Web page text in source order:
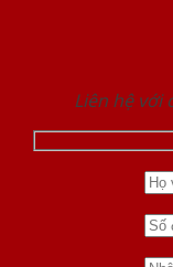
Liên hệ với